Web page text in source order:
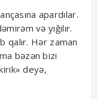
apardılar.
və yığılır.
qalır. Hər zaman
bəzən bizi
deyə,